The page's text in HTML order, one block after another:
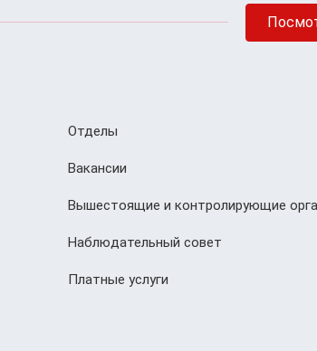
Отделы
Вакансии
Вышестоящие и контролирующие
Наблюдательный совет
Платные услуги